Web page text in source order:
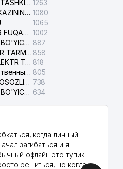
ZAVODI DK
STANDART
MAKTABI
MAKTABI
888 м
TOSHKENT SHAHRI TASHKILOT TELEFONLARI HAQIDA MA'LUMOT BYUROSI 1263
DAVLAT TEST MARKAZINING ISHONCH TELEFONLARI 1080
1065
TOSHKENT SHAHAR FUQAROLIK ISHLARI BO'YICHA SUDI 1002
FUQAROLIK ISHLARI BO'YICHA YAKKASAROY TUMANLARARO SUDI 887
YUNUSOBOD ELEKTR TARMOG'I NOSOZLIKLARI XIZMATI 858
NAVOIY HUDUDIY ELEKTR TARMOQLARI KORXONASI AJ 818
Ташкентский следственный изолятор 805
ELEKTRTARMOG'I NOSOZLIKLARINI TO'ZATISH SERGELI XIZMATI 738
FUQAROLIK ISHLARI BO'YICHA UCH-TEPA TUMANI SUDI 634
когда личный
загибаться и я
офлайн это тупик.
решиться, но когда